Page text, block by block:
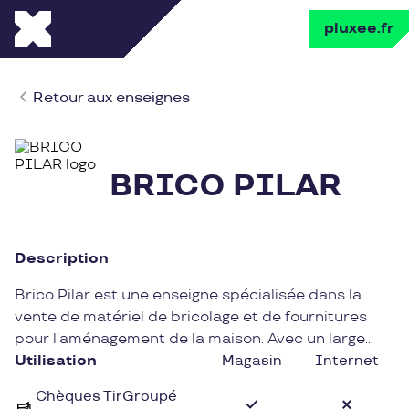
pluxee.fr
Retour aux enseignes
BRICO PILAR
Description
Brico Pilar est une enseigne spécialisée dans la
vente de matériel de bricolage et de fournitures
pour l’aménagement de la maison. Avec un large
choix de produits de qualité et de marques
ses clients dans la réalisation de leurs projets de
Utilisation Magasin Internet
Chèques TirGroupé